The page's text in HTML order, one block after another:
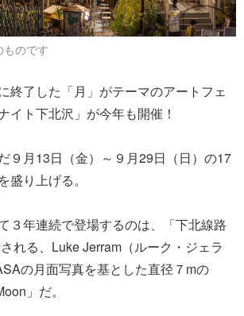
ものです
終了した「月」がテーマのアートフェ
イト下北沢」が今年も開催！
９月13日（金）～９月29日（日）の17
盛り上げる。
３年連続で登場するのは、「下北線路
れる、Luke Jerram（ルーク・ジェラ
の月面写真を基とした直径７mの
」だ。